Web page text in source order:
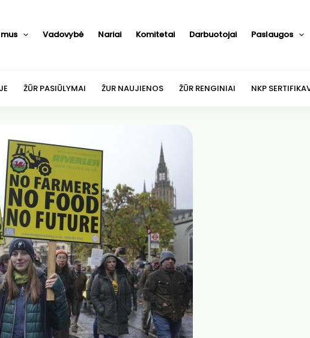
Vadovybė Nariai Komitetai Darbuotojai Paslaugos
ŽŪR PASIŪLYMAI ŽUR NAUJIENOS ŽŪR RENGINIAI NKP